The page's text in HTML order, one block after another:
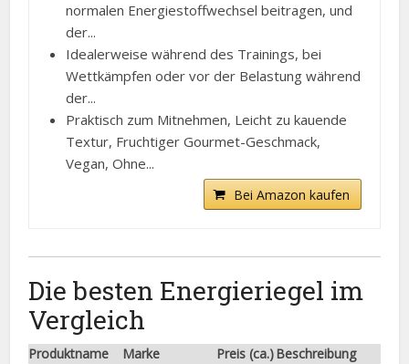
normalen Energiestoffwechsel beitragen, und
der...
Idealerweise während des Trainings, bei
Wettkämpfen oder vor der Belastung während
der...
Praktisch zum Mitnehmen, Leicht zu kauende
Textur, Fruchtiger Gourmet-Geschmack,
Vegan, Ohne...
Bei Amazon kaufen
Die besten Energieriegel im
Vergleich
Produktname Marke Preis (ca.)Beschreibung